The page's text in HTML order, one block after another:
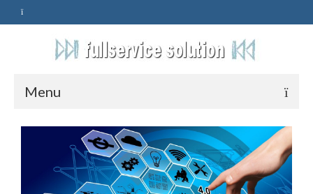
Menu
HOME
ASSISTENZA